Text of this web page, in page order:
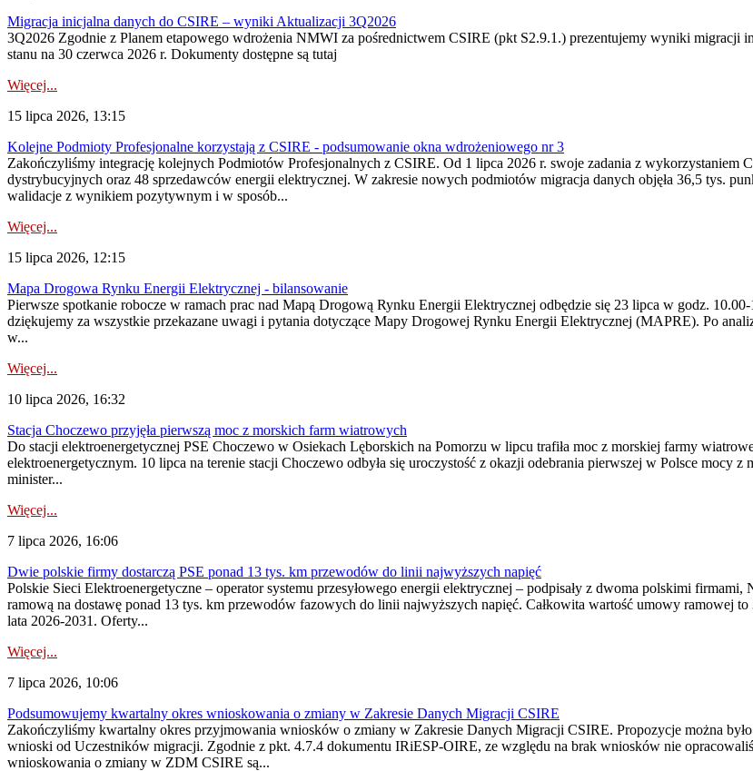
Migracja inicjalna danych do CSIRE – wyniki Aktualizacji 3Q2026
3Q2026 Zgodnie z Planem etapowego wdrożenia NMWI za pośrednictwem CSIRE (pkt S2.9.1.) prezentujemy wyniki
stanu na 30 czerwca 2026 r. Dokumenty dostępne są tutaj
Więcej...
15 lipca 2026, 13:15
Kolejne Podmioty Profesjonalne korzystają z CSIRE - podsumowanie okna wdrożeniowego nr 3
Zakończyliśmy integrację kolejnych Podmiotów Profesjonalnych z CSIRE. Od 1 lipca 2026 r. swoje zadania z wykorzystaniem
dystrybucyjnych oraz 48 sprzedawców energii elektrycznej. W zakresie nowych podmiotów migracja danych objęła 36,5 tys.
walidacje z wynikiem pozytywnym i w sposób...
Więcej...
15 lipca 2026, 12:15
Mapa Drogowa Rynku Energii Elektrycznej - bilansowanie
Pierwsze spotkanie robocze w ramach prac nad Mapą Drogową Rynku Energii Elektrycznej odbędzie się 23 lipca w godz.
dziękujemy za wszystkie przekazane uwagi i pytania dotyczące Mapy Drogowej Rynku Energii Elektrycznej (MAPRE). Po
w...
Więcej...
10 lipca 2026, 16:32
Stacja Choczewo przyjęła pierwszą moc z morskich farm wiatrowych
Do stacji elektroenergetycznej PSE Choczewo w Osiekach Lęborskich na Pomorzu w lipcu trafiła moc z morskiej farmy
elektroenergetycznym. 10 lipca na terenie stacji Choczewo odbyła się uroczystość z okazji odebrania pierwszej w Polsce mocy
minister...
Więcej...
7 lipca 2026, 16:06
Dwie polskie firmy dostarczą PSE ponad 13 tys. km przewodów do linii najwyższych napięć
Polskie Sieci Elektroenergetyczne – operator systemu przesyłowego energii elektrycznej – podpisały z dwoma polskimi
ramową na dostawę ponad 13 tys. km przewodów fazowych do linii najwyższych napięć. Całkowita wartość umowy ramowej
lata 2026-2031. Oferty...
Więcej...
7 lipca 2026, 10:06
Podsumowujemy kwartalny okres wnioskowania o zmiany w Zakresie Danych Migracji CSIRE
Zakończyliśmy kwartalny okres przyjmowania wniosków o zmiany w Zakresie Danych Migracji CSIRE. Propozycje można
wnioski od Uczestników migracji. Zgodnie z pkt. 4.7.4 dokumentu IRiESP-OIRE, ze względu na brak wniosków nie
wnioskowania o zmiany w ZDM CSIRE są...